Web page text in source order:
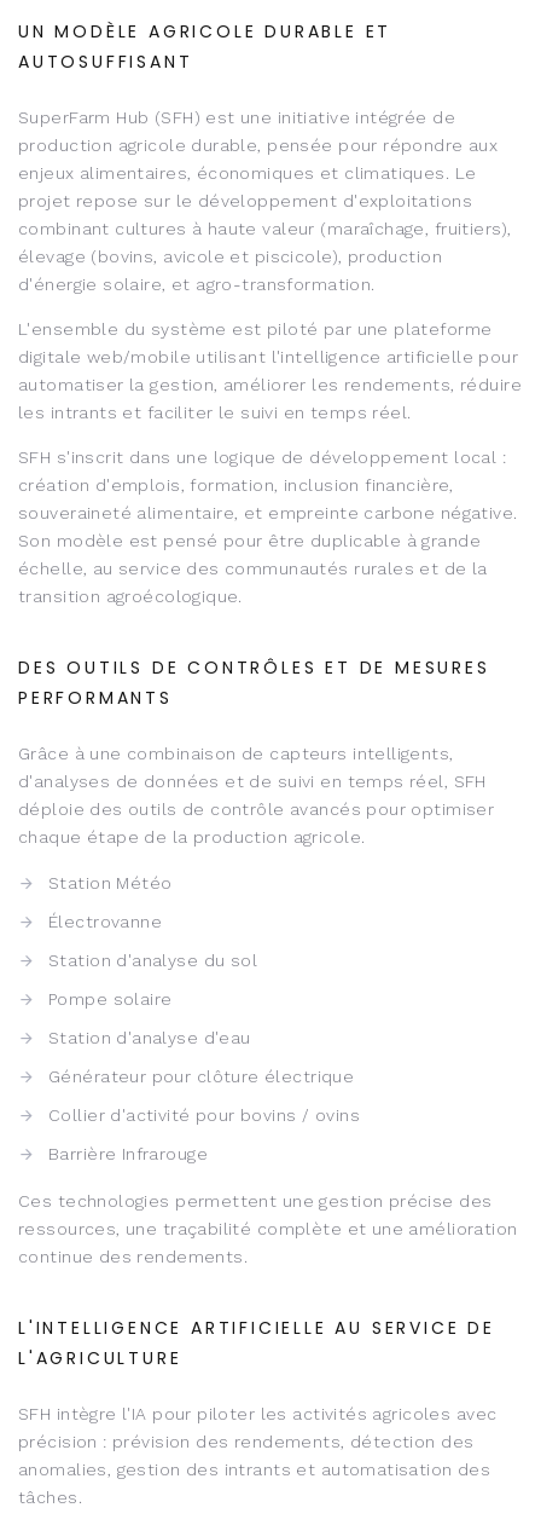
UN MODÈLE AGRICOLE DURABLE ET
AUTOSUFFISANT
SuperFarm Hub (SFH) est une initiative intégrée de
production agricole durable, pensée pour répondre aux
enjeux alimentaires, économiques et climatiques. Le
projet repose sur le développement d'exploitations
combinant cultures à haute valeur (maraîchage, fruitiers),
élevage (bovins, avicole et piscicole), production
d'énergie solaire, et agro-transformation.
L'ensemble du système est piloté par une plateforme
digitale web/mobile utilisant l'intelligence artificielle pour
automatiser la gestion, améliorer les rendements, réduire
les intrants et faciliter le suivi en temps réel.
SFH s'inscrit dans une logique de développement local :
création d'emplois, formation, inclusion financière,
souveraineté alimentaire, et empreinte carbone négative.
Son modèle est pensé pour être duplicable à grande
échelle, au service des communautés rurales et de la
transition agroécologique.
DES OUTILS DE CONTRÔLES ET DE MESURES
PERFORMANTS
Grâce à une combinaison de capteurs intelligents,
d'analyses de données et de suivi en temps réel, SFH
déploie des outils de contrôle avancés pour optimiser
chaque étape de la production agricole.
Station Météo
Électrovanne
Station d'analyse du sol
Pompe solaire
Station d'analyse d'eau
Générateur pour clôture électrique
Collier d'activité pour bovins / ovins
Barrière Infrarouge
Ces technologies permettent une gestion précise des
ressources, une traçabilité complète et une amélioration
continue des rendements.
L'INTELLIGENCE ARTIFICIELLE AU SERVICE DE
L'AGRICULTURE
SFH intègre l'IA pour piloter les activités agricoles avec
précision : prévision des rendements, détection des
anomalies, gestion des intrants et automatisation des
tâches.